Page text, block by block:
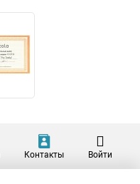
Контакты Войти